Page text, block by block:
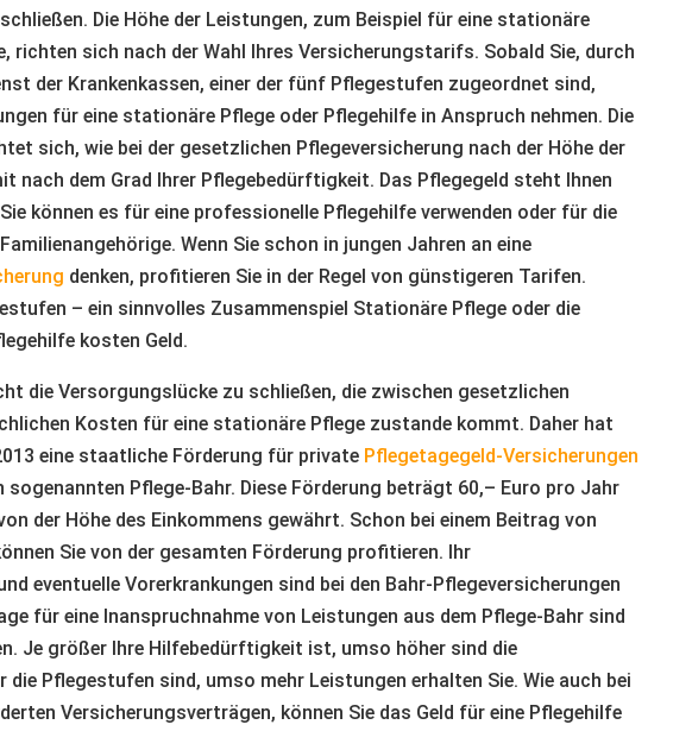
Die Höhe der Leistungen, zum Beispiel für eine stationäre
richten sich nach der Wahl Ihres Versicherungstarifs. Sobald Sie, durch
der Krankenkassen, einer der fünf Pflegestufen zugeordnet sind,
für eine stationäre Pflege oder Pflegehilfe in Anspruch nehmen. Die
sich, wie bei der gesetzlichen Pflegeversicherung nach der Höhe der
nach dem Grad Ihrer Pflegebedürftigkeit. Das Pflegegeld steht Ihnen
können es für eine professionelle Pflegehilfe verwenden oder für die
Wenn Sie schon in jungen Jahren an eine
denken, profitieren Sie in der Regel von günstigeren Tarifen.
– ein sinnvolles Zusammenspiel Stationäre Pflege oder die
kosten Geld.
die Versorgungslücke zu schließen, die zwischen gesetzlichen
Kosten für eine stationäre Pflege zustande kommt. Daher hat
eine staatliche Förderung für private Pflegetagegeld-Versicherungen
sogenannten Pflege-Bahr. Diese Förderung beträgt 60,– Euro pro Jahr
der Höhe des Einkommens gewährt. Schon bei einem Beitrag von
Sie von der gesamten Förderung profitieren. Ihr
eventuelle Vorerkrankungen sind bei den Bahr-Pflegeversicherungen
für eine Inanspruchnahme von Leistungen aus dem Pflege-Bahr sind
Je größer Ihre Hilfebedürftigkeit ist, umso höher sind die
die Pflegestufen sind, umso mehr Leistungen erhalten Sie. Wie auch bei
Versicherungsverträgen, können Sie das Geld für eine Pflegehilfe